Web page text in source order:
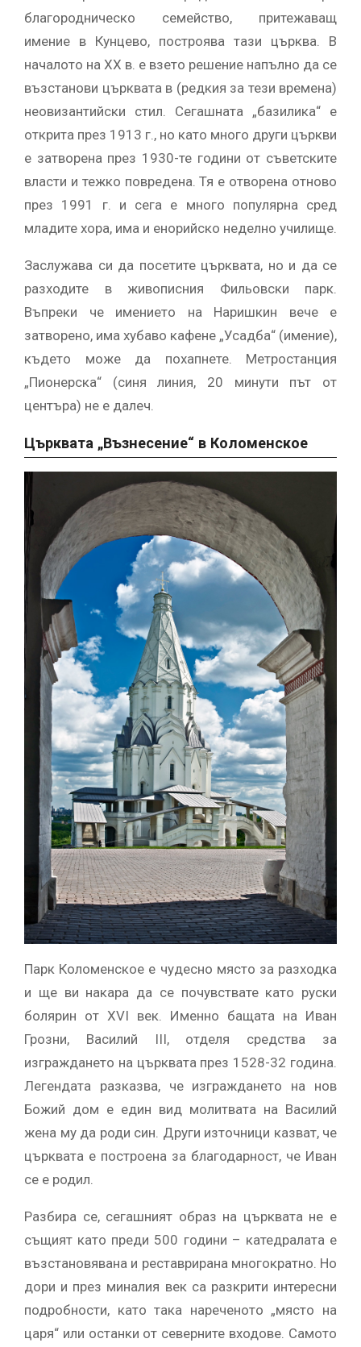
благородническо семейство, притежаващ
имение в Кунцево, построява тази църква. В
началото на XX в. е взето решение напълно да се
възстанови църквата в (редкия за тези времена)
неовизантийски стил. Сегашната „базилика“ е
открита през 1913 г., но като много други църкви
е затворена през 1930-те години от съветските
власти и тежко повредена. Тя е отворена отново
през 1991 г. и сега е много популярна сред
младите хора, има и енорийско неделно училище.
Заслужава си да посетите църквата, но и да се
разходите в живописния Фильовски парк.
Въпреки че имението на Наришкин вече е
затворено, има хубаво кафене „Усадба“ (имение),
където може да похапнете. Метростанция
„Пионерска“ (синя линия, 20 минути път от
центъра) не е далеч.
Църквата „Възнесение“ в Коломенское
Парк Коломенское е чудесно място за разходка
и ще ви накара да се почувствате като руски
болярин от XVI век. Именно бащата на Иван
Грозни, Василий III, отделя средства за
изграждането на църквата през 1528-32 година.
Легендата разказва, че изграждането на нов
Божий дом е един вид молитвата на Василий
жена му да роди син. Други източници казват, че
църквата е построена за благодарност, че Иван
се е родил.
Разбира се, сегашният образ на църквата не е
същият като преди 500 години – катедралата е
възстановявана и реставрирана многократно. Но
дори и през миналия век са разкрити интересни
подробности, като така нареченото „място на
царя“ или останки от северните входове. Самото